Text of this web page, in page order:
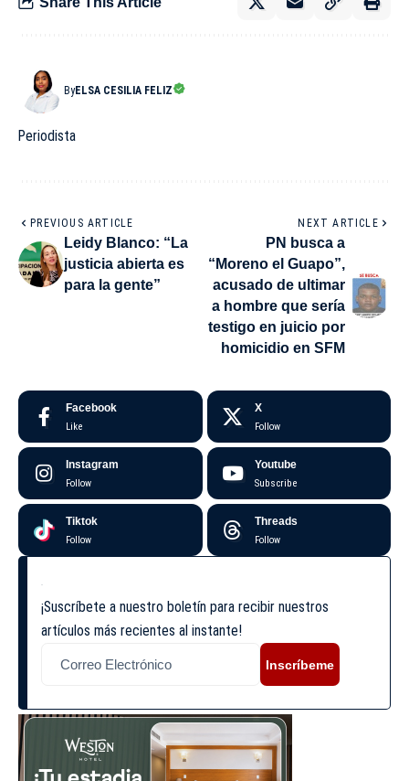
ByELSA CESILIA FELIZ
Periodista
PREVIOUS ARTICLE
Leidy Blanco: “La
justicia abierta es
para la gente”
NEXT ARTICLE
PN busca a
“Moreno el Guapo”,
acusado de ultimar
a hombre que sería
testigo en juicio por
homicidio en SFM
Facebook
Like
X
Follow
Instagram
Follow
Youtube
Subscribe
Tiktok
Follow
Threads
Follow
¡Suscríbete a nuestro boletín para recibir nuestros
artículos más recientes al instante!
Inscríbeme